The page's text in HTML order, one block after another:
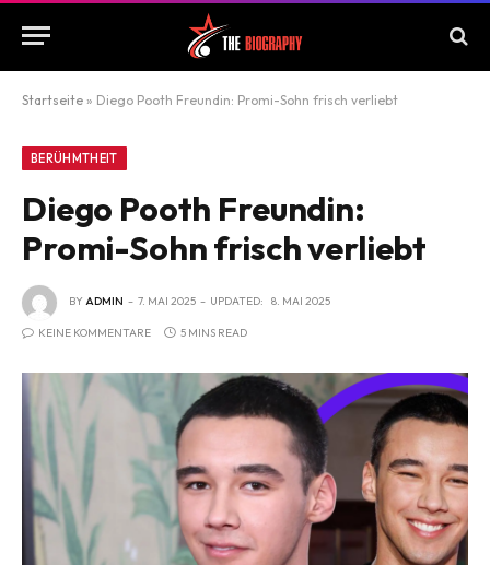
Startseite » Diego Pooth Freundin: Promi-Sohn frisch verliebt
BERÜHMTHEIT
Diego Pooth Freundin:
Promi-Sohn frisch verliebt
BYADMIN 7. MAI 2025 UPDATED: 8. MAI 2025
KEINE KOMMENTARE 5 MINS READ